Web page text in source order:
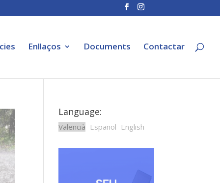
Enllaços Documents Contactar
Language:
Valencià Español English